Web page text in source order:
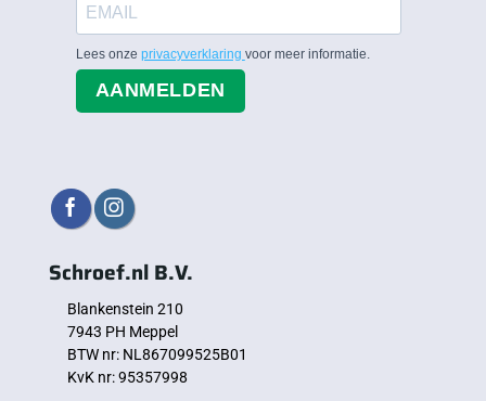
Lees onze privacyverklaring voor meer informatie.
AANMELDEN
Schroef.nl B.V.
Blankenstein 210
7943 PH Meppel
BTW nr: NL867099525B01
KvK nr: 95357998